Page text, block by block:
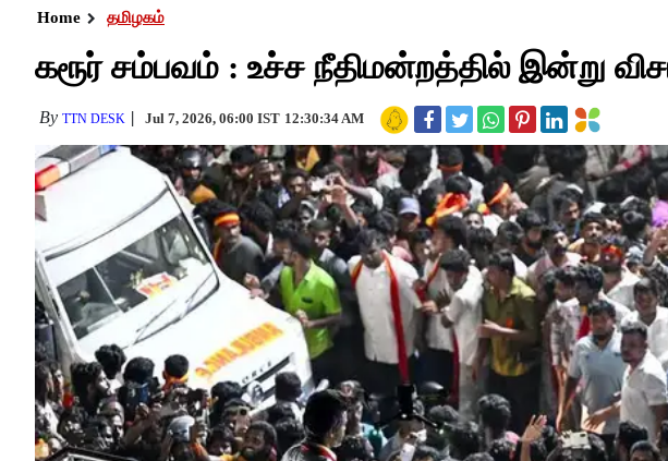
Home தமிழகம்
கரூர் சம்பவம் : உச்ச நீதிமன்றத்தில் இன்று
By TTN DESK Jul 7, 2026, 06:00 IST 12:30:34 AM